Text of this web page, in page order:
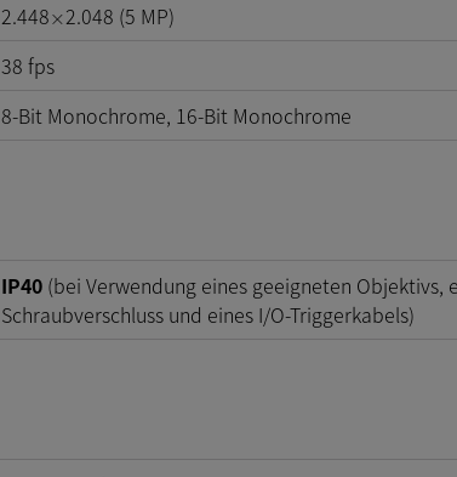
2.448×2.048 (5 MP)
38 fps
8-Bit Monochrome, 16-Bit Monochrome
IP40(bei Verwendung eines geeigneten Objektivs,
Schraubverschluss und eines I/O-Triggerkabels)